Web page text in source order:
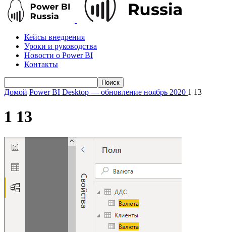
Кейсы внедрения
Уроки и руководства
Новости о Power BI
Контакты
Домой Power BI Desktop — обновление ноябрь 2020 1 13
1 13